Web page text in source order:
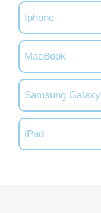
Iphone
MacBook
Samsung Galaxy
iPad